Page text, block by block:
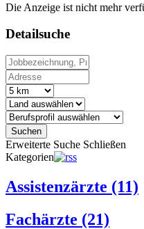
Die Anzeige ist nicht mehr
Detailsuche
Suchen
Erweiterte Suche Schließen
Kategorien
Assistenzärzte (11)
Fachärzte (21)